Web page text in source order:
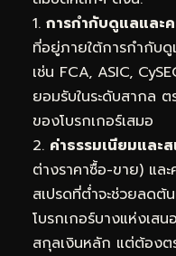
1. การกำกับดูแลและ
ที่อยู่ภายใต้การกำกับ
เช่น FCA, ASIC,
ยอมรับในระดับสากล
ของโบรกเกอร์เสมอ
2. ค่าธรรมเนียมและ
ต่างราคาซื้อ-ขาย) แล
สเปรดที่ต่ำจะช่วยลด
โบรกเกอร์บางแห่งเส
สกุลเงินหลัก แต่ต้องต